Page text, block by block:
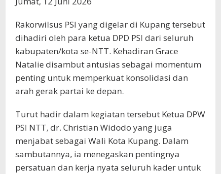
Rakorwilsus PSI yang digelar di Kupang tersebut
dihadiri oleh para ketua DPD PSI dari seluruh
kabupaten/kota se-NTT. Kehadiran Grace
Natalie disambut antusias sebagai momentum
penting untuk memperkuat konsolidasi dan
arah gerak partai ke depan.
Turut hadir dalam kegiatan tersebut Ketua DPW
PSI NTT, dr. Christian Widodo yang juga
menjabat sebagai Wali Kota Kupang. Dalam
sambutannya, ia menegaskan pentingnya
persatuan dan kerja nyata seluruh kader untuk